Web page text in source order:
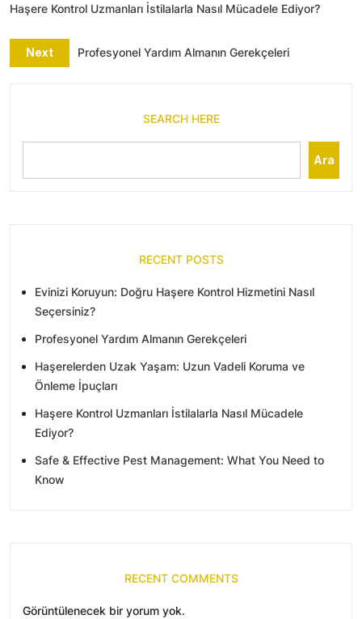
Haşere Kontrol Uzmanları İstilalarla Nasıl Mücadele Ediyor?
Next Profesyonel Yardım Almanın Gerekçeleri
SEARCH HERE
Ara
RECENT POSTS
Evinizi Koruyun: Doğru Haşere Kontrol Hizmetini Nasıl
Seçersiniz?
Profesyonel Yardım Almanın Gerekçeleri
Haşerelerden Uzak Yaşam: Uzun Vadeli Koruma ve
Önleme İpuçları
Haşere Kontrol Uzmanları İstilalarla Nasıl Mücadele
Ediyor?
Safe & Effective Pest Management: What You Need to
Know
RECENT COMMENTS
Görüntülenecek bir yorum yok.